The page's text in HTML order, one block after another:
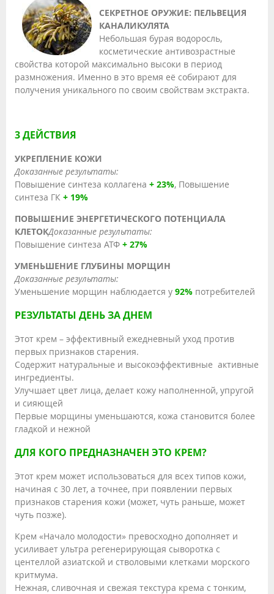
СЕКРЕТНОЕ ОРУЖИЕ: ПЕЛЬВЕЦИЯ
КАНАЛИКУЛЯТА
Небольшая бурая водоросль,
косметические антивозрастные
свойства которой максимально высоки в период
размножения. Именно в это время её собирают для
получения уникального по своим свойствам экстракта.
3 ДЕЙСТВИЯ
УКРЕПЛЕНИЕ КОЖИ
Доказанные результаты:
Повышение синтеза коллагена + 23%, Повышение
синтеза ГК + 19%
ПОВЫШЕНИЕ ЭНЕРГЕТИЧЕСКОГО ПОТЕНЦИАЛА
КЛЕТОКДоказанные результаты:
Повышение синтеза АТФ + 27%
УМЕНЬШЕНИЕ ГЛУБИНЫ МОРЩИН
Доказанные результаты:
Уменьшение морщин наблюдается у 92% потребителей
РЕЗУЛЬТАТЫ ДЕНЬ ЗА ДНЕМ
Этот крем – эффективный ежедневный уход против
первых признаков старения.
Содержит натуральные и высокоэффективные активные
ингредиенты.
Улучшает цвет лица, делает кожу наполненной, упругой
и сияющей
Первые морщины уменьшаются, кожа становится более
гладкой и нежной
ДЛЯ КОГО ПРЕДНАЗНАЧЕН ЭТО КРЕМ?
Этот крем может использоваться для всех типов кожи,
начиная с 30 лет, а точнее, при появлении первых
признаков старения кожи (может, чуть раньше, может
чуть позже).
Крем «Начало молодости» превосходно дополняет и
усиливает ультра регенерирующая сыворотка с
центеллой азиатской и стволовыми клетками морского
критмума.
Нежная, сливочная и свежая текстура крема с тонким,